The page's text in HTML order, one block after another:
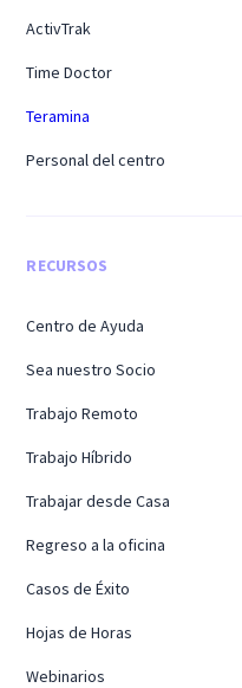
ActivTrak
Time Doctor
Teramina
Personal del centro
RECURSOS
Centro de Ayuda
Sea nuestro Socio
Trabajo Remoto
Trabajo Híbrido
Trabajar desde Casa
Regreso a la oficina
Casos de Éxito
Hojas de Horas
Webinarios